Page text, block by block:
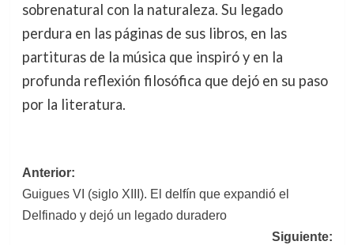
sobrenatural con la naturaleza. Su legado
perdura en las páginas de sus libros, en las
partituras de la música que inspiró y en la
profunda reflexión filosófica que dejó en su paso
por la literatura.
Navegación
de
entradas
Anterior:
Guigues VI (siglo XIII). El delfín que expandió el
Delfinado y dejó un legado duradero
Siguiente: